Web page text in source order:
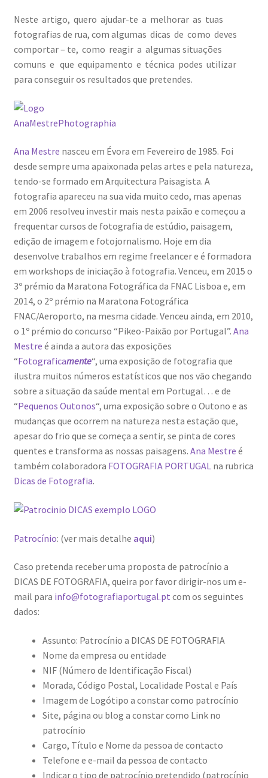
Cabo Mondego
Encontros da Imagem
Fashion on movement
Flores em ponto Macro / Macro Spot Flowers
Fotograficamente
FRAME.IT
Génesis
LISBOA AINDA – Olhares sobre a cidade em quarentena
Mármore Preto / Black Marble
nós, os outros | we, the other
O Passeio da Luz
Passeando pela Indochina…
Pequenos Outonos
Playboy World, de Ana Dias
Resultados do Concurso de Fotografia Raízes
Ring Portraits Project (teste Masonry)
Sentir a Ria
Shades of Sensuality
Sobre|Viver
Teste Ring Portraits com 4 imagens
The Best of Celestial Scenes
Ver o Porto em Brasília
Visões sobre o Porto
Neste artigo, quero ajudar-te a melhorar as tuas
fotografias de rua, com algumas dicas de como deves
comportar – te, como reagir a algumas situações
comuns e que equipamento e técnica podes utilizar
para conseguir os resultados que pretendes.
Ana Mestre nasceu em Évora em Fevereiro de 1985. Foi
desde sempre uma apaixonada pelas artes e pela natureza,
tendo-se formado em Arquitectura Paisagista. A
fotografia apareceu na sua vida muito cedo, mas apenas
em 2006 resolveu investir mais nesta paixão e começou a
frequentar cursos de fotografia de estúdio, paisagem,
edição de imagem e fotojornalismo. Hoje em dia
desenvolve trabalhos em regime freelancer e é formadora
em workshops de iniciação à fotografia. Venceu, em 2015 o
3º prémio da Maratona Fotográfica da FNAC Lisboa e, em
2014, o 2º prémio na Maratona Fotográfica
FNAC/Aeroporto, na mesma cidade. Venceu ainda, em 2010,
o 1º prémio do concurso “Pikeo-Paixão por Portugal”. Ana
Mestre é ainda a autora das exposições
“Fotograficamente“, uma exposição de fotografia que
ilustra muitos números estatísticos que nos vão chegando
sobre a situação da saúde mental em Portugal… e de
“Pequenos Outonos“, uma exposição sobre o Outono e as
mudanças que ocorrem na natureza nesta estação que,
apesar do frio que se começa a sentir, se pinta de cores
quentes e transforma as nossas paisagens. Ana Mestre é
também colaboradora FOTOGRAFIA PORTUGALna rubrica
Dicas de Fotografia.
Patrocínio: (ver mais detalhe aqui)
Caso pretenda receber uma proposta de patrocínio a
DICAS DE FOTOGRAFIA, queira por favor dirigir-nos um e-
mail para info@fotografiaportugal.pt com os seguintes
dados:
Assunto: Patrocínio a DICAS DE FOTOGRAFIA
Nome da empresa ou entidade
NIF (Número de Identificação Fiscal)
Morada, Código Postal, Localidade Postal e País
Imagem de Logótipo a constar como patrocínio
Site, página ou blog a constar como Link no
patrocínio
Cargo, Título e Nome da pessoa de contacto
Telefone e e-mail da pessoa de contacto
Indicar o tipo de patrocínio pretendido (patrocínio